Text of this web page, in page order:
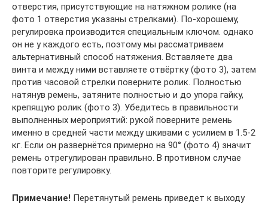
отверстия, присутствующие на натяжном ролике (на
фото 1 отверстия указаны стрелками). По-хорошему,
регулировка производится специальным ключом. однако
он не у каждого есть, поэтому мы рассматриваем
альтернативный способ натяжения. Вставляете два
винта и между ними вставляете отвёртку (фото 3), затем
против часовой стрелки поверните ролик. Полностью
натянув ремень, затяните полностью и до упора гайку,
крепящую ролик (фото 3). Убедитесь в правильности
выполненных мероприятий: рукой поверните ремень
именно в средней части между шкивами с усилием в 1.5-2
кг. Если он развернётся примерно на 90° (фото 4) значит
ремень отрегулирован правильно. В противном случае
повторите регулировку.
Примечание! Перетянутый ремень приведет к выходу